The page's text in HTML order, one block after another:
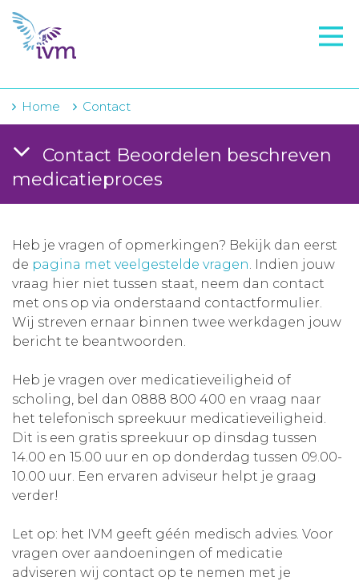
VMI
FTO voorbereiding
IVM-academie
Voorschrijfgedrag
Projecten
Over IVM
Actueel
Contact
Winkelwagentje
Aanmelden nieuwsbrief
Inloggen
Toegang leeromgeving
Home Contact
Contact Beoordelen beschreven
medicatieproces
Heb je vragen of opmerkingen? Bekijk dan eerst
de pagina met veelgestelde vragen. Indien jouw
vraag hier niet tussen staat, neem dan contact
met ons op via onderstaand contactformulier.
Wij streven ernaar binnen twee werkdagen jouw
bericht te beantwoorden.
Heb je vragen over medicatieveiligheid of
scholing, bel dan 0888 800 400 en vraag naar
het telefonisch spreekuur medicatieveiligheid.
Dit is een gratis spreekuur op dinsdag tussen
14.00 en 15.00 uur en op donderdag tussen 09.00-
10.00 uur. Een ervaren adviseur helpt je graag
verder!
Let op: het IVM geeft géén medisch advies. Voor
vragen over aandoeningen of medicatie
adviseren wij contact op te nemen met je